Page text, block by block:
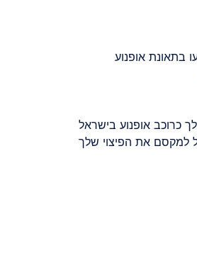
בתאונת אופנוע
כרוכב אופנוע בישראל
למקסם את הפיצוי שלך